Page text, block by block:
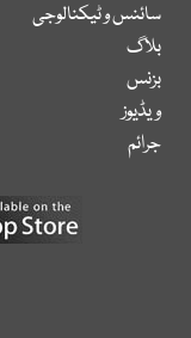
سائنس و ٹیکنالوجی
بلاگ
بزنس
ویڈیوز
جرائم